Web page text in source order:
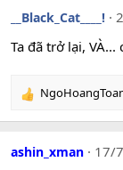
c
t
i
s
__Black_Cat____!
Ta đã trở lại,
R
c
ashin_xman
17/